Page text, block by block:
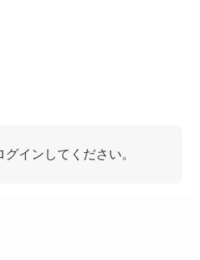
インしてください。